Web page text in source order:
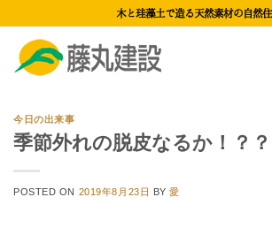
content
木と珪藻土で造る天然素材の自然
今日の出来事
季節外れの脱皮なるか！？？
POSTED ON 2019年8月23日 BY愛